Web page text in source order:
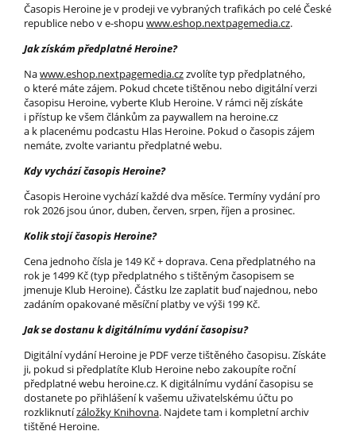
Časopis Heroine je v prodeji ve vybraných trafikách po celé České
republice nebo v e-shopu www.eshop.nextpagemedia.cz.
Jak získám předplatné Heroine?
Nawww.eshop.nextpagemedia.czzvolíte typ předplatného,
o které máte zájem. Pokud chcete tištěnou nebo digitální verzi
časopisu Heroine, vyberte Klub Heroine. V rámci něj získáte
i přístup ke všem článkům za paywallem na heroine.cz
a k placenému podcastu Hlas Heroine. Pokud o časopis zájem
nemáte, zvolte variantu předplatné webu.
Kdy vychází časopis Heroine?
Časopis Heroine vychází každé dva měsíce. Termíny vydání pro
rok 2026 jsou únor, duben, červen, srpen, říjen a prosinec.
Kolik stojí časopis Heroine?
Cena jednoho čísla je 149 Kč + doprava. Cena předplatného na
rok je 1499 Kč (typ předplatného s tištěným časopisem se
jmenuje Klub Heroine). Částku lze zaplatit buď najednou, nebo
zadáním opakované měsíční platby ve výši 199 Kč.
Jak se dostanu k digitálnímu vydání časopisu?
Digitální vydání Heroine je PDF verze tištěného časopisu. Získáte
ji, pokud si předplatíte Klub Heroine nebo zakoupíte roční
předplatné webu heroine.cz. K digitálnímu vydání časopisu se
dostanete po přihlášení k vašemu uživatelskému účtu po
rozkliknutízáložky Knihovna. Najdete tam i kompletní archiv
tištěné Heroine.